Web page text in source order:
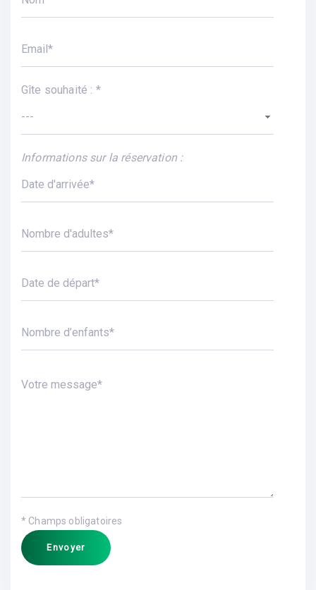
Gîte souhaité : *
---
Informations sur la réservation :
* Champs obligatoires